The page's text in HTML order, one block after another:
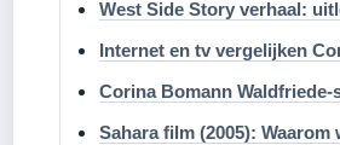
West Side Story verhaal:
Internet en tv vergelijken
Corina Bomann
Sahara film (2005):